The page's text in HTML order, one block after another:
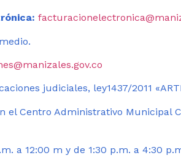
judiciales, ley1437/2011
el Centro Administrativo Municipal
a 12:00 m y de 1:30 p.m. a 4:30